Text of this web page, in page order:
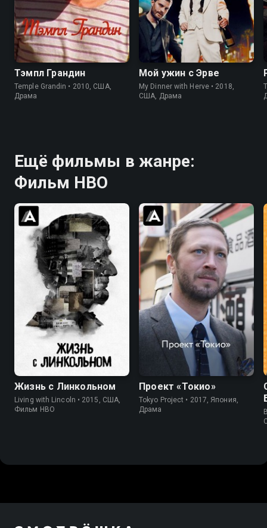
8.0 8.2
Тэмпл Грандин
Temple Grandin • 2010, США,
Драма
6.9 6.9
Мой ужин с Эрве
My Dinner with Herve • 2018,
США, Драма
Ещё фильмы в жанре:
Фильм HBO
Жизнь с Линкольном
Living with Lincoln • 2015, США,
Фильм HBO
6.7 6.5
Проект «Токио»
Tokyo Project • 2017, Япония,
Драма